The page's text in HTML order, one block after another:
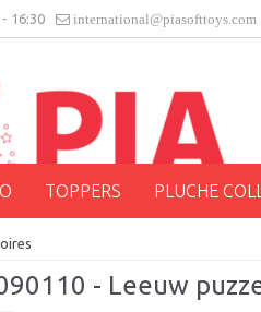
16:30 international@piasofttoys.com
TOPPERS PLUCHE
- Leeuw